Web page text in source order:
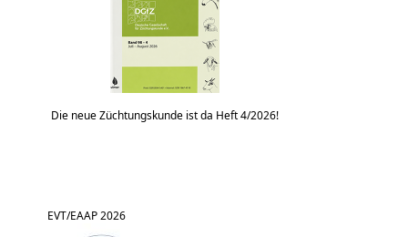
Die neue Züchtungskunde ist da Heft 4/2026!
EVT/EAAP 2026